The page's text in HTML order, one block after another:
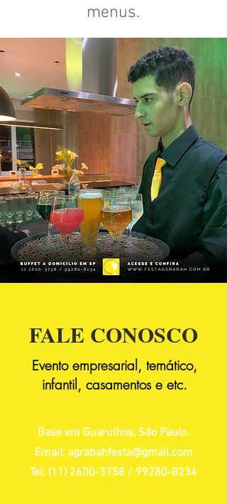
menus.
FALE CONOSCO
Evento empresarial, temático,
infantil, casamentos e etc.
Base em Guarulhos, São Paulo.
Email: agrabahfesta@gmail.com
Tel: (11) 2600-3758 / 99280-8234